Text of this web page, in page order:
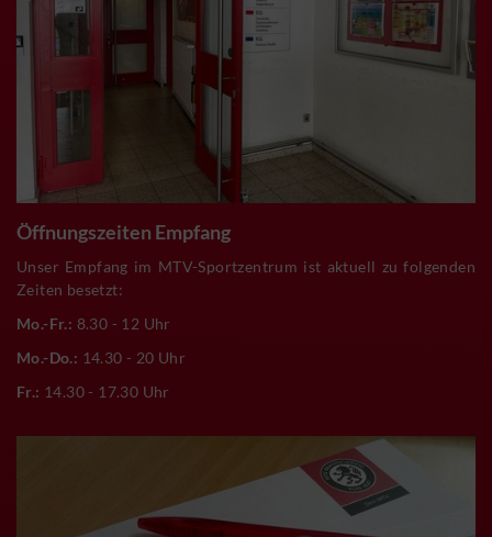
Öffnungszeiten Empfang
Unser Empfang im MTV-Sportzentrum ist aktuell zu folgenden
Zeiten besetzt:
Mo.-Fr.: 8.30 - 12 Uhr
Mo.-Do.: 14.30 - 20 Uhr
Fr.: 14.30 - 17.30 Uhr